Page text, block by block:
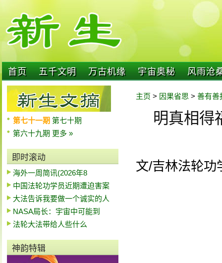
首页 五千文明 万古机缘 宇宙奥秘 风雨沧
第七十一期 第七十期
第六十九期 更多 »
即时滚动
海外一周简讯(2026年8
中国法轮功学员近期遭迫害案
大法告诉我要做一个诚实的人
NASA局长：宇宙中可能到
法轮大法带给人些什么
神韵特辑
主页 > 因果省思 > 善有善
明真相得
文/吉林法轮功